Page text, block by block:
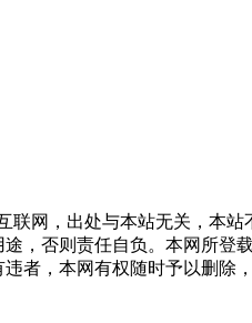
网，出处与本站无关，本站
，否则责任自负。本网所登
者，本网有权随时予以删除